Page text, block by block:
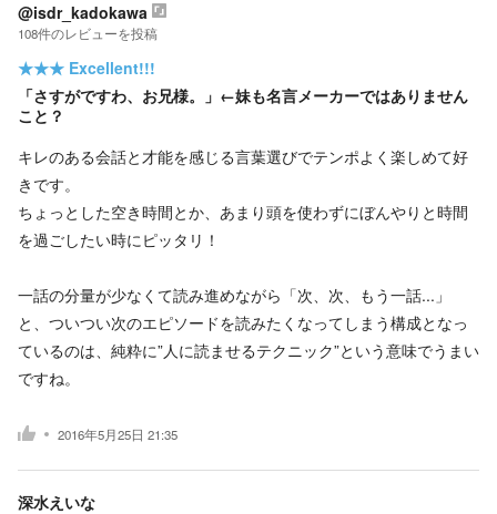
@isdr_kadokawa
108件のレビューを投稿
★★★ Excellent!!!
「さすがですわ、お兄様。」←妹も名言メーカーではありません
こと？
キレのある会話と才能を感じる言葉選びでテンポよく楽しめて好
きです。
ちょっとした空き時間とか、あまり頭を使わずにぼんやりと時間
を過ごしたい時にピッタリ！
一話の分量が少なくて読み進めながら「次、次、もう一話...」
と、ついつい次のエピソードを読みたくなってしまう構成となっ
ているのは、純粋に”人に読ませるテクニック”という意味でうまい
ですね。
2016年5月25日 21:35
深水えいな